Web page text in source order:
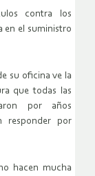
contra los
en el suministro
su oficina ve la
que todas las
por años
responder por
hacen mucha